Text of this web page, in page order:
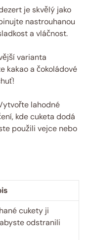
je skvělý jako
nastrouhanou
a vláčnost.
varianta
kakao a čokoládové
lahodné
kde cuketa dodá
použili vejce nebo
cukety ji
odstranili